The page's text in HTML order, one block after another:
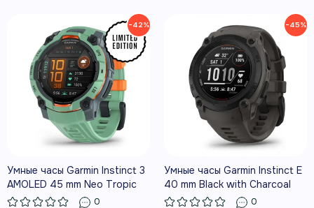
−42%
Умные часы Garmin Instinct 3
AMOLED 45 mm Neo Tropic
with Neo Tropic Band
0
−45%
Умные часы Garmin Instinct E
40 mm Black with Charcoal
Band
0